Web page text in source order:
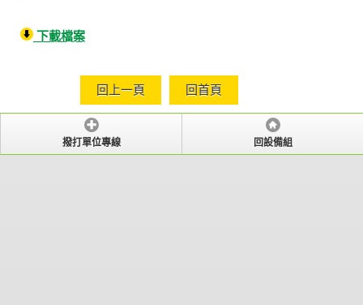
下載檔案
回上一頁 回首頁
撥打單位專線 回設備組